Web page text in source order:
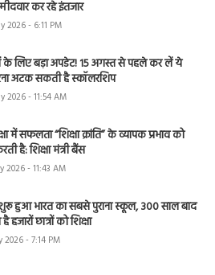
कर रहे इंतजार
2026 - 6:11 PM
के लिए बड़ा अपडेट! 15 अगस्त से पहले कर लें ये
अटक सकती है स्कॉलरशिप
2026 - 11:54 AM
में सफलता “शिक्षा क्रांति” के व्यापक प्रभाव को
है: शिक्षा मंत्री बैंस
2026 - 11:43 AM
हुआ भारत का सबसे पुराना स्कूल, 300 साल बाद
हजारों छात्रों को शिक्षा
2026 - 7:14 PM